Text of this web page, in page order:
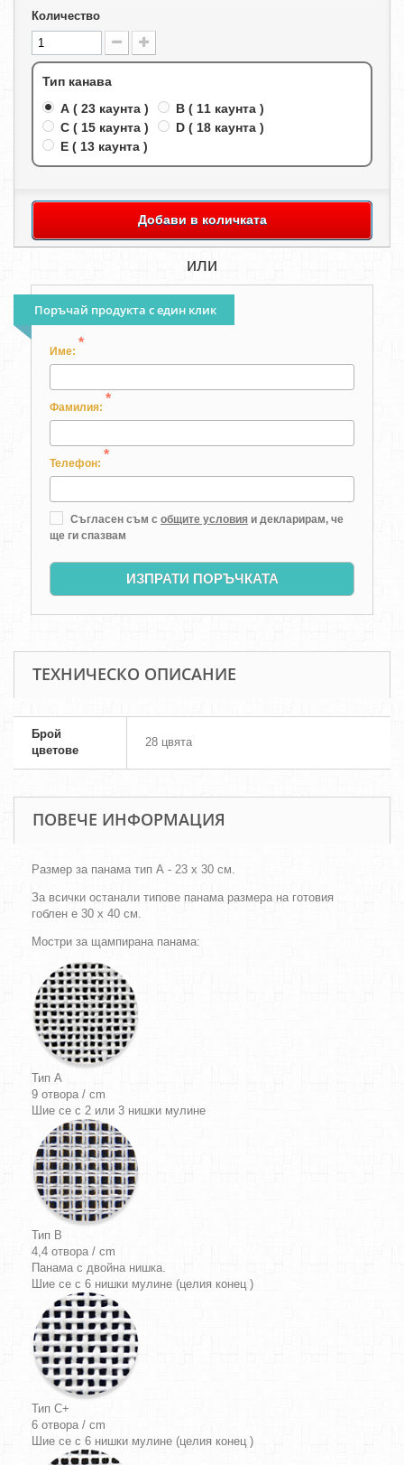
Количество
Тип канава
A ( 23 каунта )
B ( 11 каунта )
C ( 15 каунта )
D ( 18 каунта )
E ( 13 каунта )
Добави в количката
или
Поръчай продукта с един клик
Име:
*
Фамилия:
*
Телефон:
*
Съгласен съм с общите условия и декларирам, че
ще ги спазвам
ИЗПРАТИ ПОРЪЧКАТА
ТЕХНИЧЕСКО ОПИСАНИЕ
Брой
цветове
28 цвята
ПОВЕЧЕ ИНФОРМАЦИЯ
Размер за панама тип А - 23 х 30 см.
За всички останали типове панама размера на готовия
гоблен е 30 х 40 см.
Мостри за щампирана панама:
Тип A
9 отвора / cm
Шие се с 2 или 3 нишки мулине
Тип B
4,4 отвора / cm
Панама с двойна нишка.
Шие се с 6 нишки мулине (целия конец )
Тип C+
6 отвора / cm
Шие се с 6 нишки мулине (целия конец )